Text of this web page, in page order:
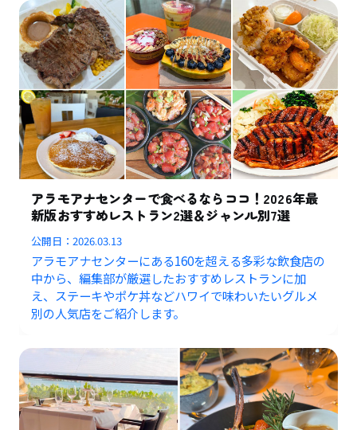
アラモアナセンターで食べるならココ！2026年最
新版おすすめレストラン2選＆ジャンル別7選
公開日：2026.03.13
アラモアナセンターにある160を超える多彩な飲食店の
中から、編集部が厳選したおすすめレストランに加
え、ステーキやポケ丼などハワイで味わいたいグルメ
別の人気店をご紹介します。